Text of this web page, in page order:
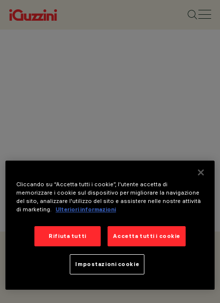
CATEGORIE
LUCI E FARETTI DA
INCASSO MONO E
SOSPENSIONI,
OVERVIEW PRODOTTI
Cliccando su “Accetta tutti i cookie”, l'utente accetta di
memorizzare i cookie sul dispositivo per migliorare la navigazione
del sito, analizzare l'utilizzo del sito e assistere nelle nostre attività
di marketing.
Ulteriori informazioni
Rifiuta tutti Accetta tutti i cookie
Impostazioni cookie